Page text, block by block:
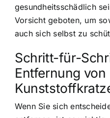
gesundheitsschädlich
Vorsicht geboten, um
auch sich selbst zu
Schritt-für-
Entfernung von
Wenn Sie sich